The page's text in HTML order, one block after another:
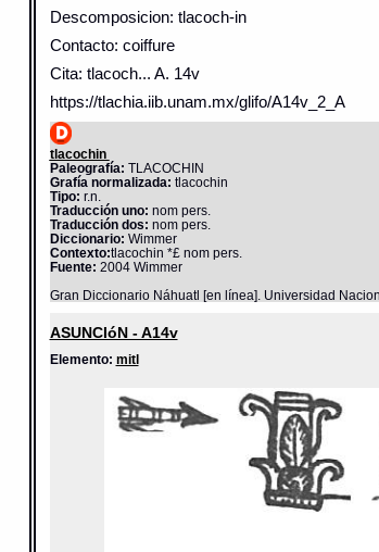
Descomposicion: tlacoch-in
Contacto: coiffure
Cita: tlacoch... A. 14v
https://tlachia.iib.unam.mx/glifo/A14v_2_A
tlacochin
Paleografía: TLACOCHIN
Grafía normalizada: tlacochin
Tipo: r.n.
Traducción uno: nom pers.
Traducción dos: nom pers.
Diccionario: Wimmer
Contexto:tlacochin *£ nom pers.
Fuente: 2004 Wimmer
Gran Diccionario Náhuatl [en línea]. Universidad
ASUNCIóN - A14v
Elemento: mitl